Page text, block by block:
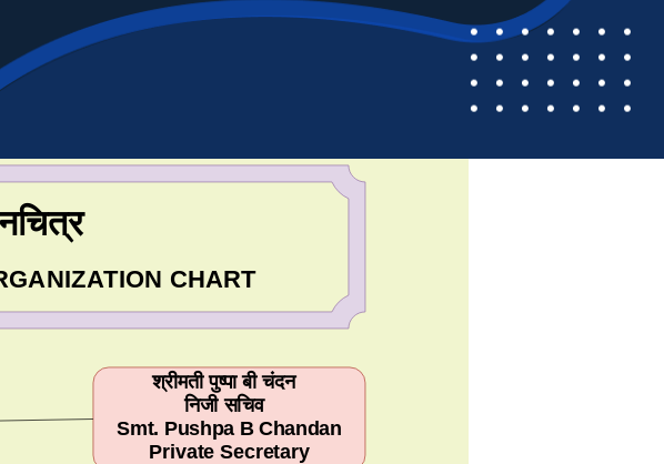
श्रीमती पुष्पा बी चंदन
निजी सचिव
Smt. Pushpa B Chandan
Private Secretary
CHART